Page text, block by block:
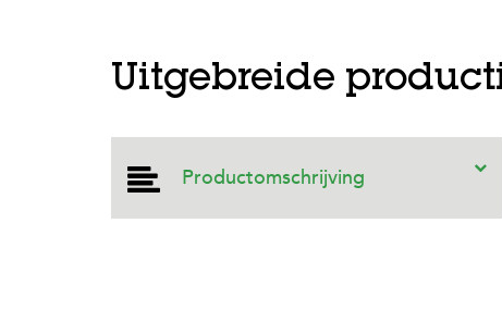
Uitgebreide
Productomschrijving